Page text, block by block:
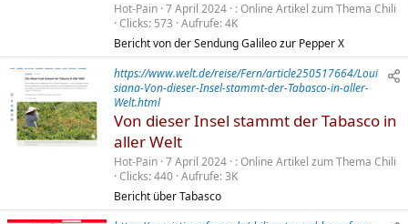
Hot-Pain 7 April 2024
Online Artikel zum Thema Chili
Clicks 573 Aufrufe 4K
Bericht von der Sendung Galileo zur Pepper X
https://www.welt.de/reise/Fern/article250517664/Loui
siana-Von-dieser-Insel-stammt-der-Tabasco-in-aller-
Welt.html
Von dieser Insel stammt der Tabasco in
aller Welt
Hot-Pain 7 April 2024
Online Artikel zum Thema Chili
Clicks 440 Aufrufe 3K
Bericht über Tabasco